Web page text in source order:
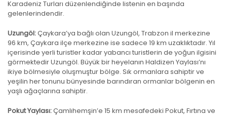
Karadeniz Turları düzenlendiğinde listenin en başında
gelenlerindendir.
Uzungöl:Çaykara’ya bağlı olan Uzungöl, Trabzon il merkezine
96 km, Çaykara ilçe merkezine ise sadece 19 km uzaklıktadır. Yıl
içerisinde yerli turistler kadar yabancı turistlerin de yoğun ilgisini
görmektedir Uzungöl. Büyük bir heyelanın Haldizen Yaylası’nı
ikiye bölmesiyle oluşmuştur bölge. Sık ormanlara sahiptir ve
yeşilin her tonunu bünyesinde barındıran ormanlar bölgenin en
yaşlı ağaçlarına sahiptir.
Pokut Yaylası:Çamlıhemşin’e 15 km mesafedeki Pokut, Fırtına ve